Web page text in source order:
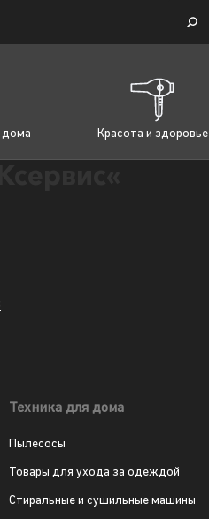
дома Красота и здоровье
Техника для дома
Пылесосы
Товары для ухода за одеждой
Стиральные и сушильные машины